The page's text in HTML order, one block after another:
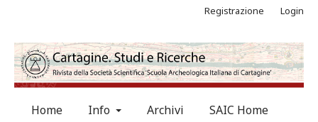
Home Info Archivi
SAIC Home
Registrazione Login